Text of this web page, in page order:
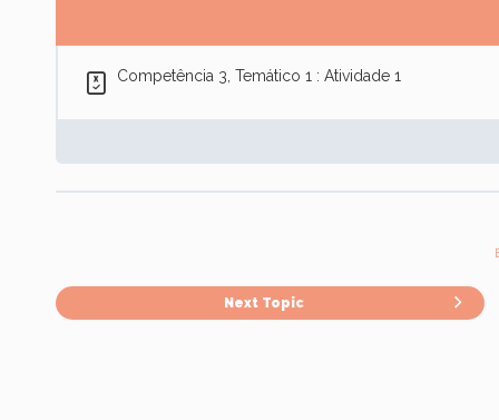
Competência 3, Temático 1 : Atividade 1
Next Topic